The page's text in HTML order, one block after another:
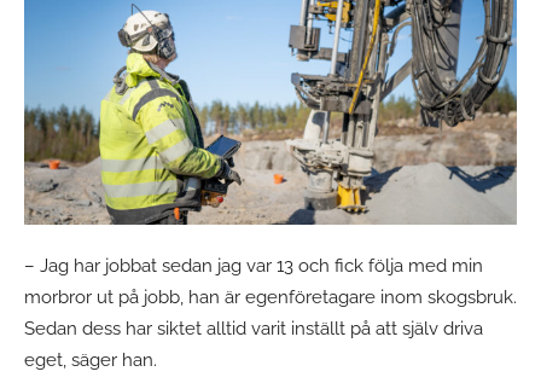
– Jag har jobbat sedan jag var 13 och fick följa med min
morbror ut på jobb, han är egenföretagare inom skogsbruk.
Sedan dess har siktet alltid varit inställt på att själv driva
eget, säger han.